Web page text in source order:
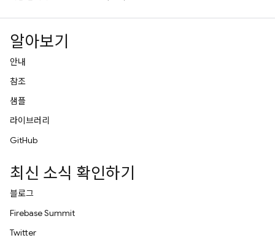
알아보기
안내
참조
샘플
라이브러리
GitHub
최신 소식 확인하기
블로그
Firebase Summit
Twitter